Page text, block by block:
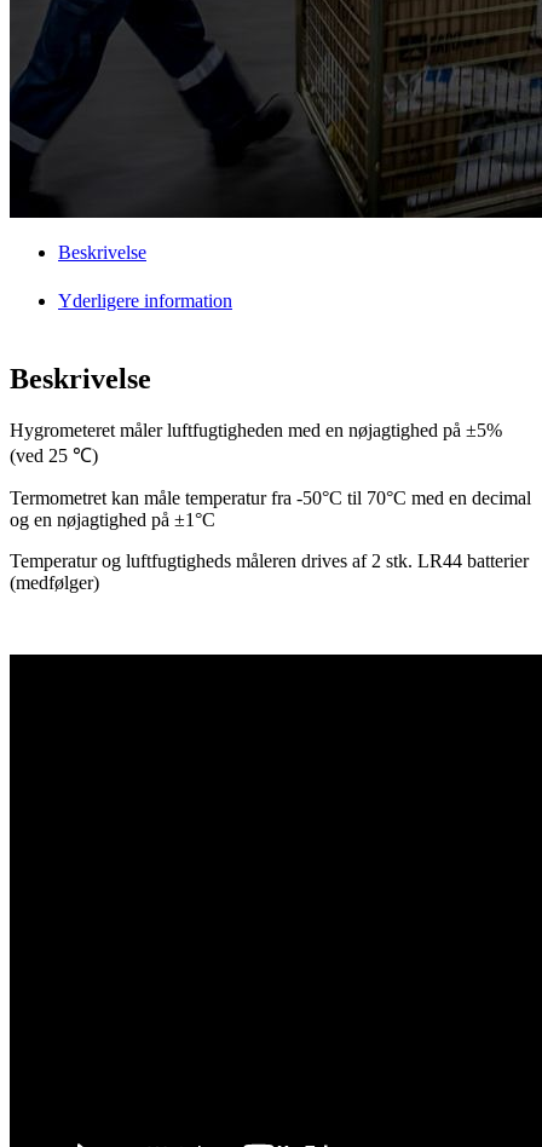
Beskrivelse
Yderligere information
Beskrivelse
Hygrometeret måler luftfugtigheden med en nøjagtighed på ±5%
(ved 25 ℃)
Termometret kan måle temperatur fra -50°C til 70°C med en decimal
og en nøjagtighed på ±1°C
Temperatur og luftfugtigheds måleren drives af 2 stk. LR44 batterier
(medfølger)